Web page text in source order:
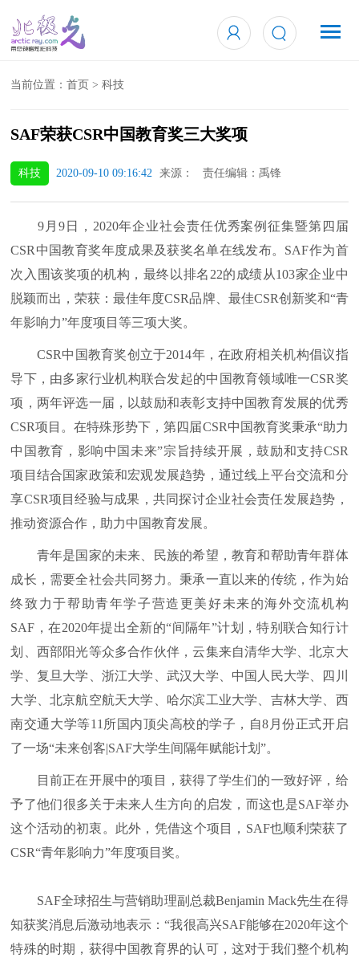
当前位置：首页 >科技
SAF荣获CSR中国教育奖三大奖项
科技 2020-09-10 09:16:42 来源： 责任编辑：禹锋
9月9日，2020年企业社会责任优秀案例征集暨第四届
CSR中国教育奖年度成果及获奖名单在线发布。SAF作为首
次入围该奖项的机构，最终以排名22的成绩从103家企业中
脱颖而出，荣获：最佳年度CSR品牌、最佳CSR创新奖和“青
年影响力”年度项目等三项大奖。
CSR中国教育奖创立于2014年，在政府相关机构倡议指
导下，由多家行业机构联合发起的中国教育领域唯一CSR奖
项，两年评选一届，以鼓励和表彰支持中国教育发展的优秀
CSR项目。在特殊形势下，第四届CSR中国教育奖秉承“助力
中国教育，影响中国未来”宗旨持续开展，鼓励和支持CSR
项目结合国家政策和宏观发展趋势，通过线上平台交流和分
享CSR项目经验与成果，共同探讨企业社会责任发展趋势，
推动资源合作，助力中国教育发展。
青年是国家的未来、民族的希望，教育和帮助青年群体
成长，需要全社会共同努力。秉承一直以来的传统，作为始
终致力于帮助青年学子营造更美好未来的海外交流机构
SAF，在2020年提出全新的“间隔年”计划，特别联合知行计
划、西部阳光等众多合作伙伴，云集来自清华大学、北京大
学、复旦大学、浙江大学、武汉大学、中国人民大学、四川
大学、北京航空航天大学、哈尔滨工业大学、吉林大学、西
南交通大学等11所国内顶尖高校的学子，自8月份正式开启
了一场“未来创客|SAF大学生间隔年赋能计划”。
目前正在开展中的项目，获得了学生们的一致好评，给
予了他们很多关于未来人生方向的启发，而这也是SAF举办
这个活动的初衷。此外，凭借这个项目，SAF也顺利荣获了
CSR“青年影响力”年度项目奖。
SAF全球招生与营销助理副总裁Benjamin Mack先生在得
知获奖消息后激动地表示：“我很高兴SAF能够在2020年这个
特殊的时期，获得中国教育界的认可，这对于我们整个机构